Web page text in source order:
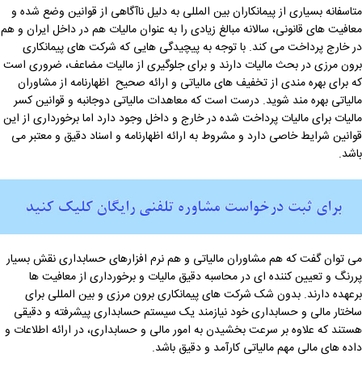
متاسفانه بسیاری از پیمانکاران بین المللی به دلیل ناآگاهی از قوانین وضع شده و
معافیت های قانونی، سالانه مبالغ زیادی را به عنوان مالیات هم در داخل ایران و هم
در خارج پرداخت می کند. با توجه به پیچیدگی هایی که شرکت های پیمانکاری
برون مرزی در بحث مالیات دارند و برای جلوگیری از مالیات مضاعف، ضروری است
که برای بهره مندی از تخفیف های مالیاتی و ارائه صحیح اظهارنامه از مشاوران
مالیاتی بهره مند شوید. درست است که معاهدات مالیاتی دوجانبه‌ و قوانین کسر
مالیات برای مالیات پرداخت شده در خارج و داخل وجود دارد اما برخورداری از این
قوانین شرایط خاصی دارد و مشروط به ارائه اظهارنامه و اسناد دقیق و معتبر می
باشد.
می توان گفت که هم مشاوران مالیاتی و هم نرم افزارهای حسابداری نقش بسیار
پررنگ و تعیین کننده ای در محاسبه دقیق مالیات و برخورداری از معافیت ها
برعهده دارند. بدون شک شرکت های پیمانکاری برون مرزی و بین المللی برای
ساختار مالی و حسابداری خود نیازمند یک سیستم حسابداری پیشرفته و دقیقی
هستند که علاوه بر سرعت بخشیدن به امور مالی و حسابداری، در ارائه اطلاعات و
داده های مالی مهم مالیاتی کارآمد و دقیق باشد.